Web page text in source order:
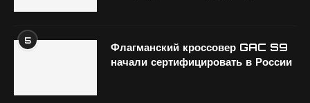
5
Флагманский кроссовер GAC S9
начали сертифицировать в России